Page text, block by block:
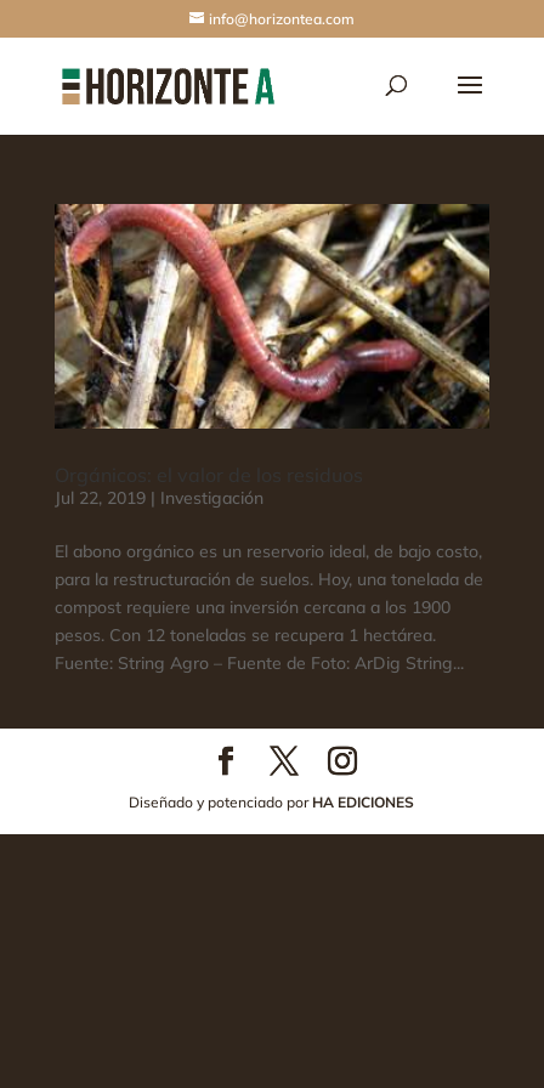
info@horizontea.com
Jul 22, 2019| Investigación
El abono orgánico es un reservorio ideal, de bajo costo,
para la restructuración de suelos. Hoy, una tonelada de
compost requiere una inversión cercana a los 1900
pesos. Con 12 toneladas se recupera 1 hectárea.
Fuente: String Agro – Fuente de Foto: ArDig String...
Diseñado y potenciado por HA EDICIONES